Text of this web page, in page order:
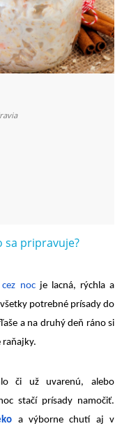
sa pripravuje?
nocje lacná, rýchla a
potrebné prísady do
a na druhý deň ráno si
raňajky.
či už uvarenú, alebo
stačí prísady namočiť.
a výborne chutí aj v